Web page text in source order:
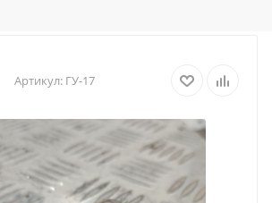
Артикул: ГУ-17